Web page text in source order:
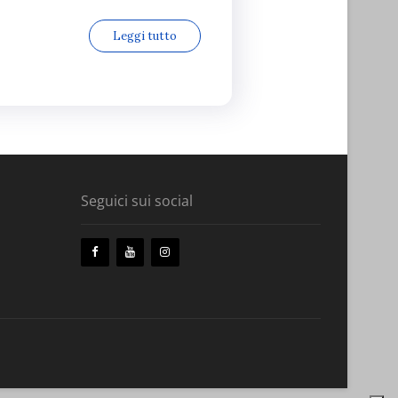
Leggi tutto
Seguici sui social